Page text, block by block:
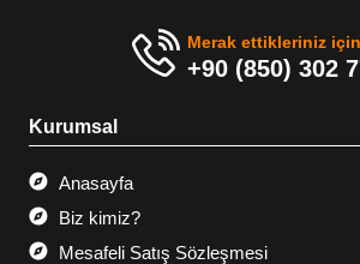
Merak ettikleriniz için
+90 (850) 302
Kurumsal
Anasayfa
Biz kimiz?
Mesafeli Satış Sözleşmesi